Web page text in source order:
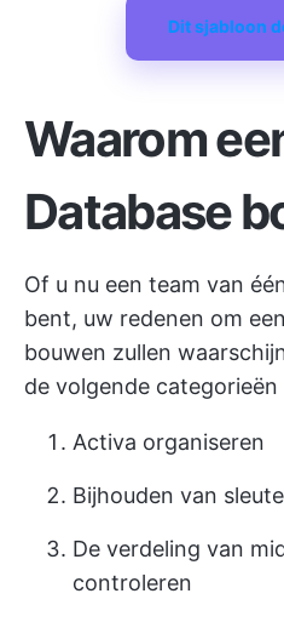
Dit sjabloon
Waarom
Database
Of u nu een team van
bent, uw redenen om
bouwen zullen
de volgende categorieën
Activa organiseren
Bijhouden van
De verdeling van
controleren